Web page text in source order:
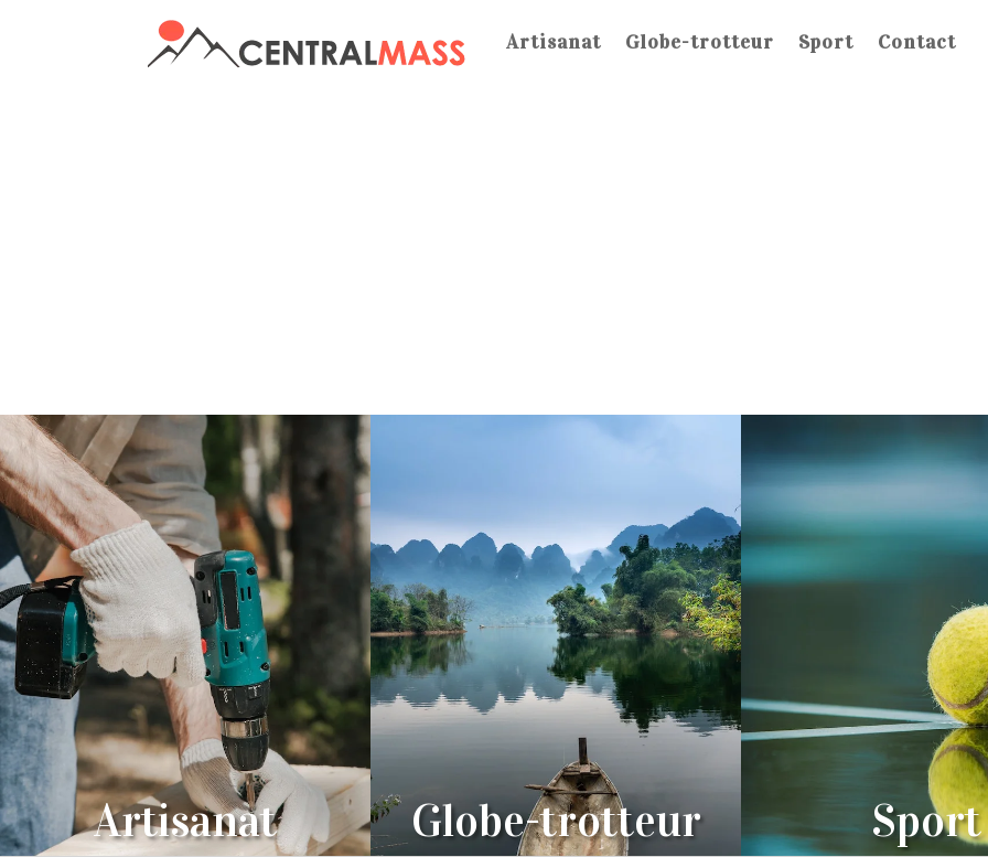
Artisanat Globe-trotteur Sport Contact
Artisanat Globe-trotteur Sport